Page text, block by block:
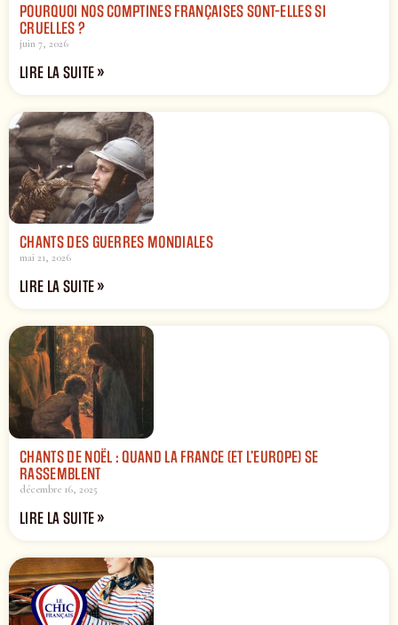
POURQUOI NOS COMPTINES FRANÇAISES SONT-ELLES SI
CRUELLES ?
juin 7, 2026
LIRE LA SUITE »
CHANTS DES GUERRES MONDIALES
mai 21, 2026
LIRE LA SUITE »
CHANTS DE NOËL : QUAND LA FRANCE (ET L’EUROPE) SE
RASSEMBLENT
décembre 16, 2025
LIRE LA SUITE »